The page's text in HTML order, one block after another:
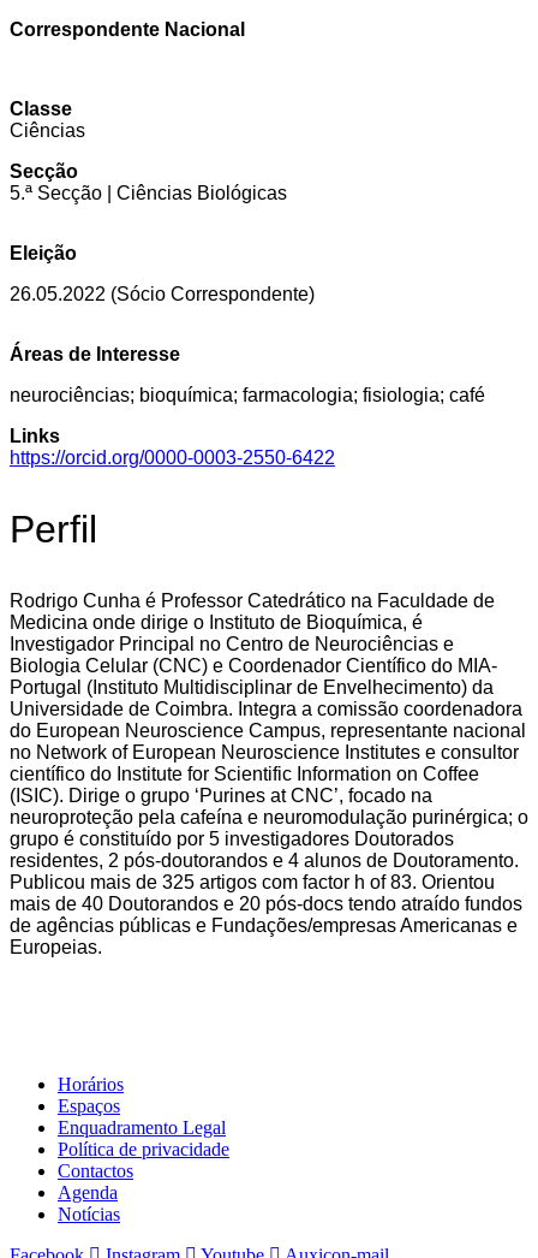
Correspondente Nacional
Classe
Ciências
Secção
5.ª Secção | Ciências Biológicas
Eleição
26.05.2022 (Sócio Correspondente)
Áreas de Interesse
neurociências; bioquímica; farmacologia; fisiologia; café
Links
https://orcid.org/0000-0003-2550-6422
Perfil
Rodrigo Cunha é Professor Catedrático na Faculdade de
Medicina onde dirige o Instituto de Bioquímica, é
Investigador Principal no Centro de Neurociências e
Biologia Celular (CNC) e Coordenador Científico do MIA-
Portugal (Instituto Multidisciplinar de Envelhecimento) da
Universidade de Coimbra. Integra a comissão coordenadora
do European Neuroscience Campus, representante nacional
no Network of European Neuroscience Institutes e consultor
científico do Institute for Scientific Information on Coffee
(ISIC). Dirige o grupo ‘Purines at CNC’, focado na
neuroproteção pela cafeína e neuromodulação purinérgica; o
grupo é constituído por 5 investigadores Doutorados
residentes, 2 pós-doutorandos e 4 alunos de Doutoramento.
Publicou mais de 325 artigos com factor h of 83. Orientou
mais de 40 Doutorandos e 20 pós-docs tendo atraído fundos
de agências públicas e Fundações/empresas Americanas e
Europeias.
Horários
Espaços
Enquadramento Legal
Política de privacidade
Contactos
Agenda
Notícias